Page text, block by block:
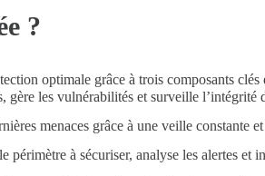
?
optimale grâce à trois composants clés
gère les vulnérabilités et surveille
menaces grâce à une veille constante
périmètre à sécuriser, analyse les alertes